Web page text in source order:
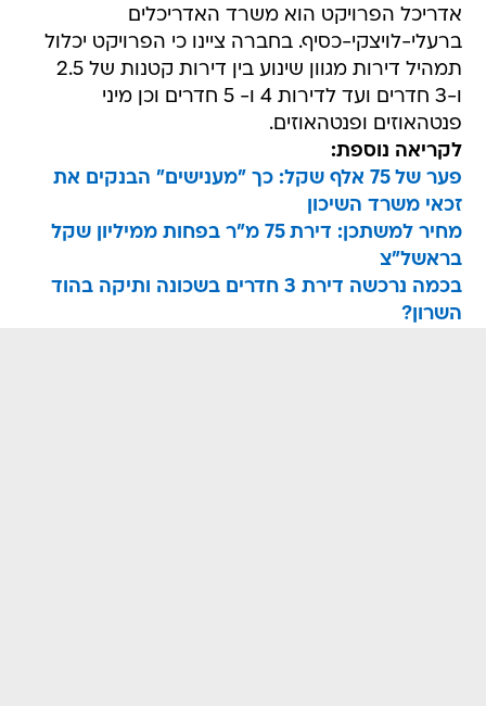
אדריכל הפרויקט הוא משרד האדריכלים
ברעלי-לויצקי-כסיף. בחברה ציינו כי הפרויקט יכלול
תמהיל דירות מגוון שינוע בין דירות קטנות של 2.5
ו-3 חדרים ועד לדירות 4 ו- 5 חדרים וכן מיני
פנטהאוזים ופנטהאוזים.
לקריאה נוספת:
פער של 75 אלף שקל: כך "מענישים" הבנקים את
זכאי משרד השיכון
מחיר למשתכן: דירת 75 מ"ר בפחות ממיליון שקל
בראשל"צ
בכמה נרכשה דירת 3 חדרים בשכונה ותיקה בהוד
השרון?